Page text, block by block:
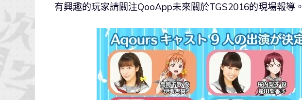
有興趣的玩家請關注QooApp未來關於TGS2016的現場報導。